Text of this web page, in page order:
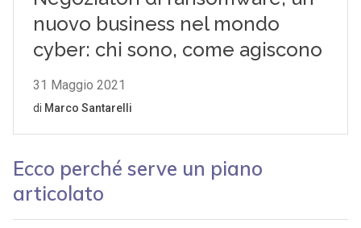
Ecco perché serve un piano
articolato